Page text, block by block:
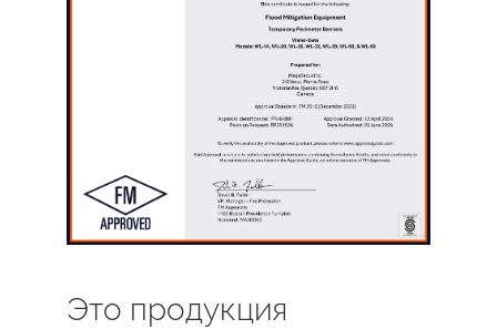
Это продукция